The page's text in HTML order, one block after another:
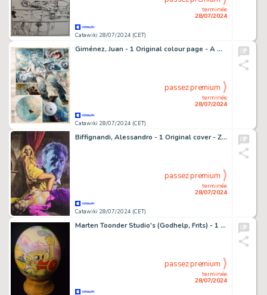
Catawiki 28/07/2024 (CET)
terminée
28/07/2024
Giménez, Juan - 1 Original colour page - A Matter of Time : DYE - 1982
Catawiki 28/07/2024 (CET)
terminée
28/07/2024
passez premium
Biffignandi, Alessandro - 1 Original cover - Zora - "Carosello di Vampiri"
Catawiki 28/07/2024 (CET)
terminée
28/07/2024
passez premium
Marten Toonder Studio's (Godhelp, Frits) - 1 Oeuf d'autruche peint original - Bommel en Tom Poes - Tom Poes, Heer Bommel & Wammes Waggel e.a. in de trein - (1980's/1990's)
terminée
28/07/2024
passez premium